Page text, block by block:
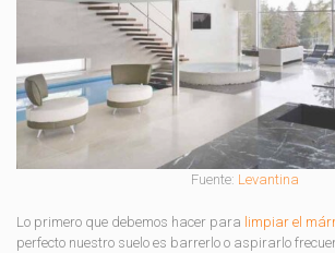
Fuente: Levantina
Lo primero que debemos hacer para limpiar el
perfecto nuestro suelo es barrerlo o aspirarlo